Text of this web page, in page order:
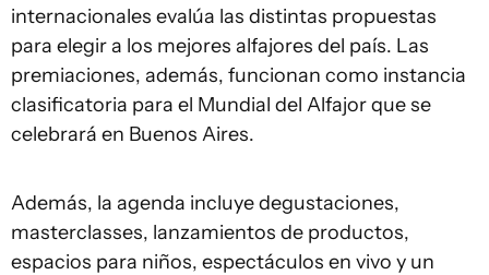
internacionales evalúa las distintas propuestas
para elegir a los mejores alfajores del país. Las
premiaciones, además, funcionan como instancia
clasificatoria para el Mundial del Alfajor que se
celebrará en Buenos Aires.
Además, la agenda incluye degustaciones,
masterclasses, lanzamientos de productos,
espacios para niños, espectáculos en vivo y un